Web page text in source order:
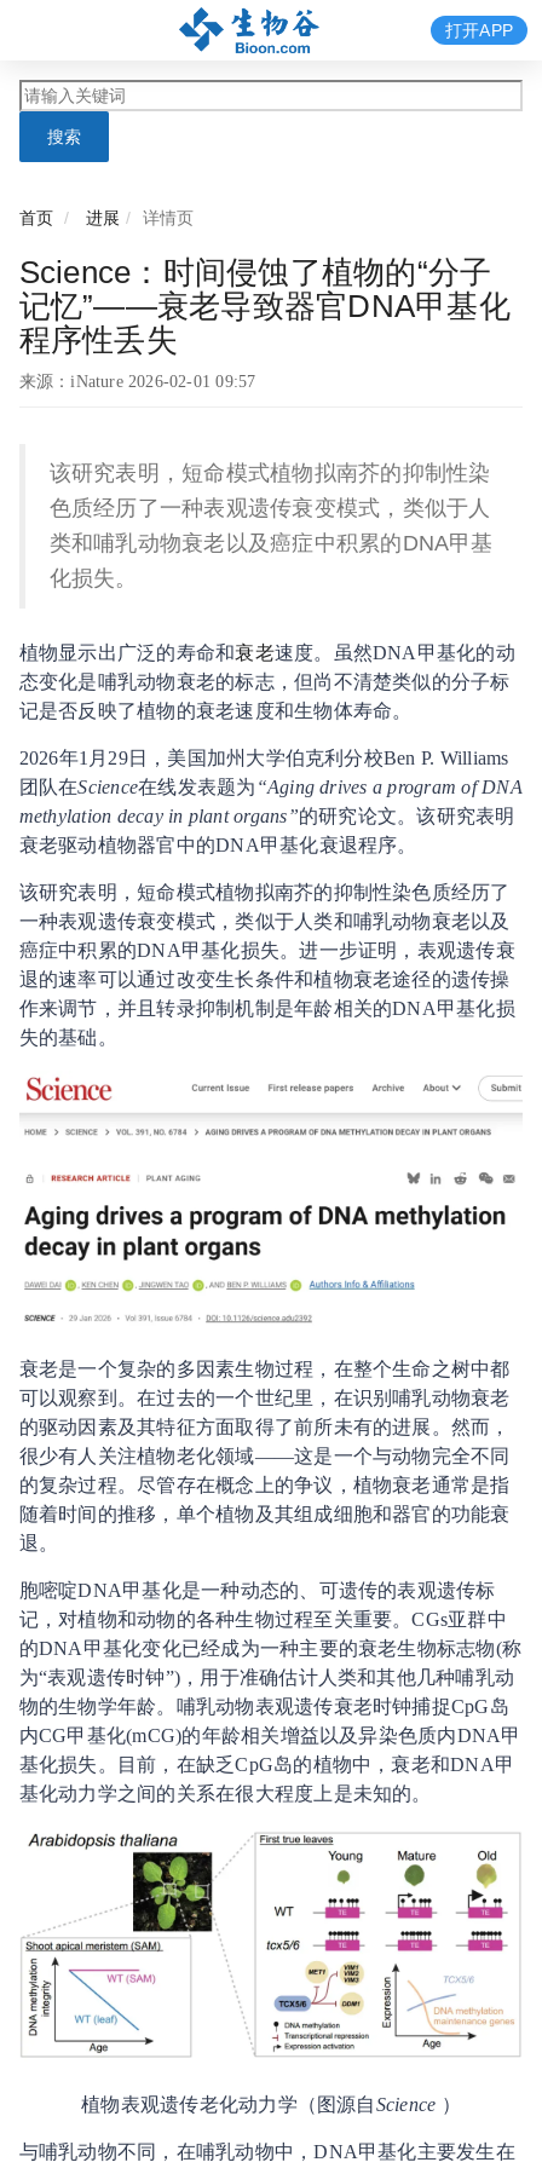
搜索
打开APP
首页 进展 详情页
Science：时间侵蚀了植物的“分子
记忆”——衰老导致器官DNA甲基化
程序性丢失
来源：iNature 2026-02-01 09:57
该研究表明，短命模式植物拟南芥的抑制性染
色质经历了一种表观遗传衰变模式，类似于人
类和哺乳动物衰老以及癌症中积累的DNA甲基
化损失。
植物显示出广泛的寿命和衰老速度。虽然DNA甲基化的动
态变化是哺乳动物衰老的标志，但尚不清楚类似的分子标
记是否反映了植物的衰老速度和生物体寿命。
2026年1月29日，美国加州大学伯克利分校Ben P. Williams
团队在Science在线发表题为 “Aging drives a program of DNA
methylation decay in plant organs”的研究论文。该研究表明
衰老驱动植物器官中的DNA甲基化衰退程序。
该研究表明，短命模式植物拟南芥的抑制性染色质经历了
一种表观遗传衰变模式，类似于人类和哺乳动物衰老以及
癌症中积累的DNA甲基化损失。进一步证明，表观遗传衰
退的速率可以通过改变生长条件和植物衰老途径的遗传操
作来调节，并且转录抑制机制是年龄相关的DNA甲基化损
失的基础。
衰老是一个复杂的多因素生物过程，在整个生命之树中都
可以观察到。在过去的一个世纪里，在识别哺乳动物衰老
的驱动因素及其特征方面取得了前所未有的进展。然而，
很少有人关注植物老化领域——这是一个与动物完全不同
的复杂过程。尽管存在概念上的争议，植物衰老通常是指
随着时间的推移，单个植物及其组成细胞和器官的功能衰
退。
胞嘧啶DNA甲基化是一种动态的、可遗传的表观遗传标
记，对植物和动物的各种生物过程至关重要。CGs亚群中
的DNA甲基化变化已经成为一种主要的衰老生物标志物(称
为“表观遗传时钟”)，用于准确估计人类和其他几种哺乳动
物的生物学年龄。哺乳动物表观遗传衰老时钟捕捉CpG岛
内CG甲基化(mCG)的年龄相关增益以及异染色质内DNA甲
基化损失。目前，在缺乏CpG岛的植物中，衰老和DNA甲
基化动力学之间的关系在很大程度上是未知的。
植物表观遗传老化动力学（图源自Science ）
与哺乳动物不同，在哺乳动物中，DNA甲基化主要发生在